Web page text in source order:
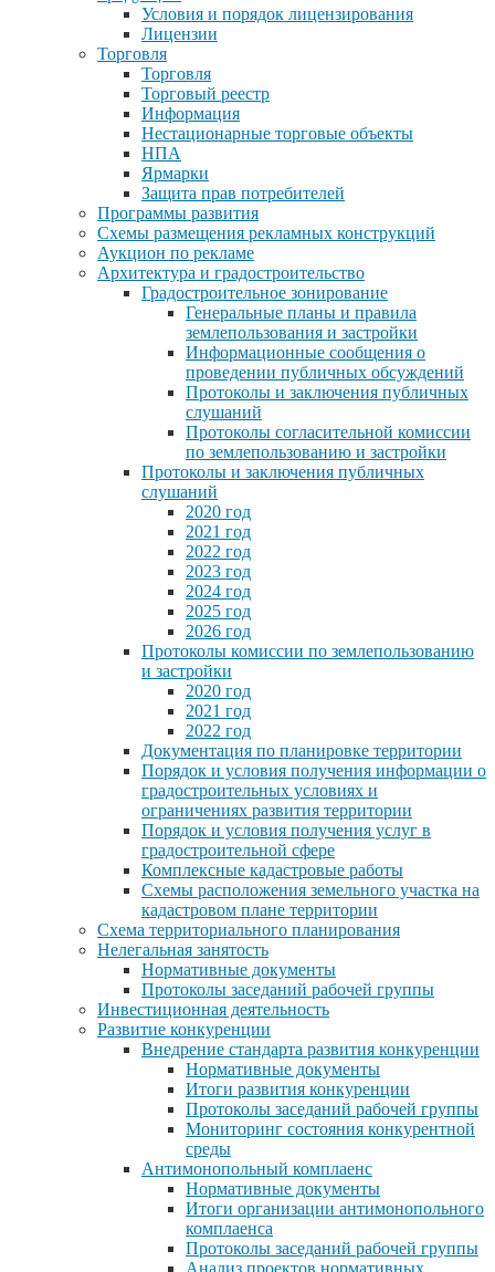
Условия и порядок лицензирования
Лицензии
Торговля
Торговля
Торговый реестр
Информация
Нестационарные торговые объекты
НПА
Ярмарки
Защита прав потребителей
Программы развития
Схемы размещения рекламных конструкций
Аукцион по рекламе
Архитектура и градостроительство
Градостроительное зонирование
Генеральные планы и правила
землепользования и застройки
Информационные сообщения о
проведении публичных обсуждений
Протоколы и заключения публичных
слушаний
Протоколы согласительной комиссии
по землепользованию и застройки
Протоколы и заключения публичных
слушаний
2020 год
2021 год
2022 год
2023 год
2024 год
2025 год
2026 год
Протоколы комиссии по землепользованию
и застройки
2020 год
2021 год
2022 год
Документация по планировке территории
Порядок и условия получения информации о
градостроительных условиях и
ограничениях развития территории
Порядок и условия получения услуг в
градостроительной сфере
Комплексные кадастровые работы
Схемы расположения земельного участка на
кадастровом плане территории
Схема территориального планирования
Нелегальная занятость
Нормативные документы
Протоколы заседаний рабочей группы
Инвестиционная деятельность
Развитие конкуренции
Внедрение стандарта развития конкуренции
Нормативные документы
Итоги развития конкуренции
Протоколы заседаний рабочей группы
Мониторинг состояния конкурентной
среды
Антимонопольный комплаенс
Нормативные документы
Итоги организации антимонопольного
комплаенса
Протоколы заседаний рабочей группы
Анализ проектов нормативных